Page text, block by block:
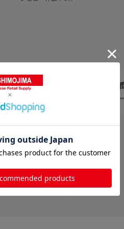
ありません。